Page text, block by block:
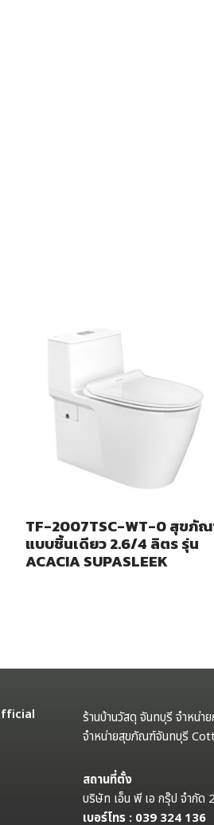
TF-2007TSC-WT-0 สุขภั
แบบชิ้นเดียว 2.6/4 ลิตร รุ่น
ACACIA SUPASLEEK
ร้านบ้านวัสดุ จันทบุรี จำหน่า
จำหน่ายสุขภัณฑ์จันทบุรี
สถานที่ตั้ง
บริษัท เอ็น พี เอ กรุ๊ป จำกัด
เบอร์โทร : 039 324 136